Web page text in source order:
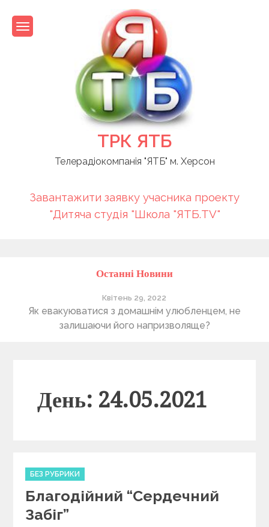
content
ТРК ЯТБ
Телерадіокомпанія "ЯТБ" м. Херсон
Завантажити заявку учасника проекту
"Дитяча студія "Школа "ЯТБ.TV"
Останні Новини
Квітень 29, 2022
Як евакуюватися з домашнім улюбленцем, не
залишаючи його напризволяще?
День: 24.05.2021
C
a
e
g
БЕЗ РУБРИКИ
Благодійний “Сердечний
Забіг”